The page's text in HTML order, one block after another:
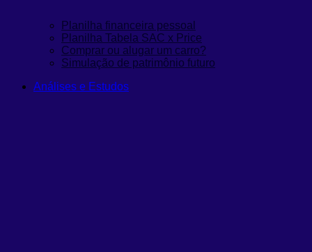
Planilha financeira pessoal
Planilha Tabela SAC x Price
Comprar ou alugar um carro?
Simulação de patrimônio futuro
Análises e Estudos